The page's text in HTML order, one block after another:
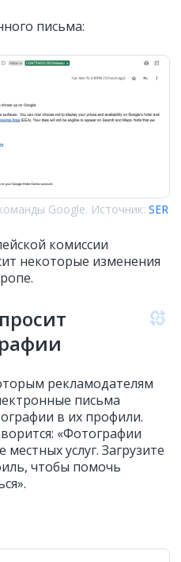
письма:
Google. Источник: SER
комиссии
некоторые изменения
рекламодателям
письма
в их профили.
«Фотографии
услуг. Загрузите
чтобы помочь